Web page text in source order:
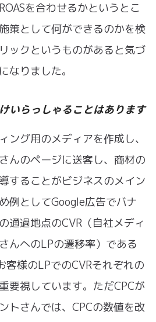
を合わせるかというとこ
策として何ができるのかを検
ックというものがあると気づ
なりました。
いらっしゃることはあります
ング用のメディアを作成し、
んのページに送客し、商材の
することがビジネスのメイン
例としてGoogle広告でバナ
通過地点のCVR（自社メディ
んへのLPの遷移率）である
客様のLPでのCVRそれぞれの
要視しています。ただCPCが
トさんでは、CPCの数値を改